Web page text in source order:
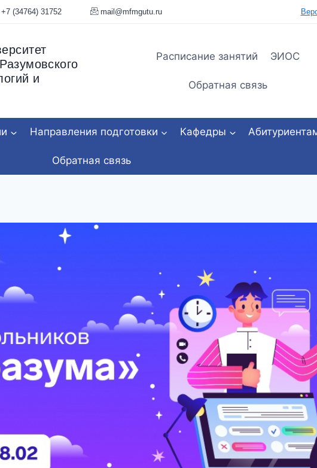
(34764) 31752 mail@mfmgutu.ru
и
Расписание занятий ЭИОС
Обратная связь
Направления подготовки Кафедры
Обратная связь